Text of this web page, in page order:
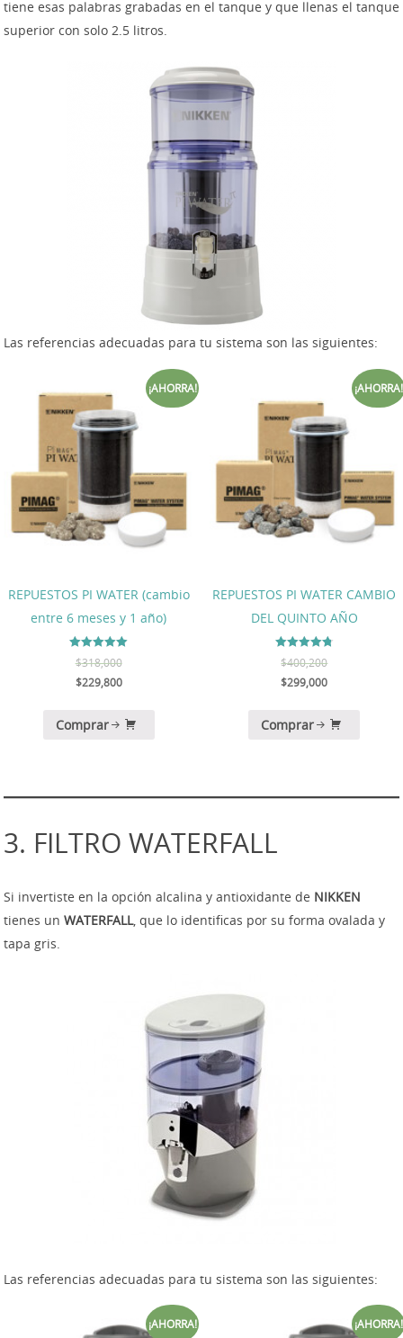
tiene esas palabras grabadas en el tanque y que llenas el tanque
superior con solo 2.5 litros.
Las referencias adecuadas para tu sistema son las siguientes:
¡AHORRA!
REPUESTOS PI WATER (cambio
entre 6 meses y 1 año)
Valorado en
5.00
de 5
$318,000
$229,800
Comprar
¡AHORRA!
REPUESTOS PI WATER CAMBIO
DEL QUINTO AÑO
Valorado en
4.75
de 5
$400,200
$299,000
Comprar
3. FILTRO WATERFALL
Si invertiste en la opción alcalina y antioxidante de NIKKEN
tienes un WATERFALL, que lo identificas por su forma ovalada y
tapa gris.
Las referencias adecuadas para tu sistema son las siguientes:
¡AHORRA! ¡AHORRA!